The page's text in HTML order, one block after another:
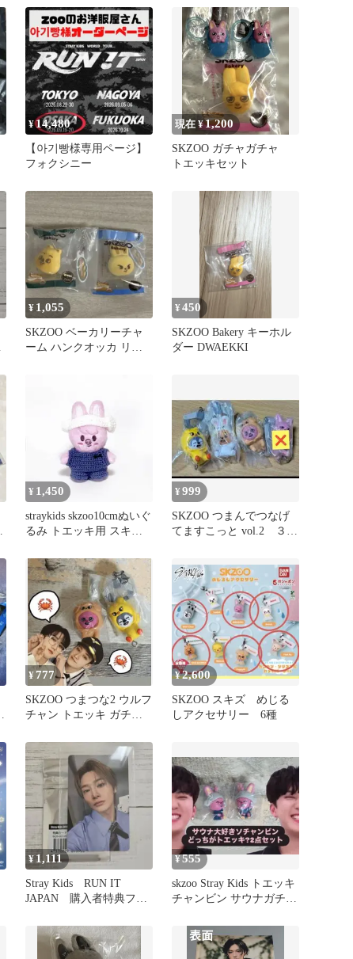
¥14,480
【아기빵様専用ページ】
フォクシニー
現在 ¥1,200
SKZOO ガチャガチャ
トエッキセット
¥ 1,055
SKZOO ベーカリーチャ
ーム ハンクオッカ リビ
¥450
SKZOO Bakery キーホル
ダー DWAEKKI
¥ 1,450
straykids skzoo10cmぬいぐ
るみ トエッキ用 スキズ
¥999
SKZOO つまんでつなげ
てますこっと vol.2 ３ラ
¥ 777
SKZOO つまつな2 ウルフ
チャン トエッキ ガチャ 2
¥2,600
SKZOO スキズ めじる
しアクセサリー 6種
¥1,111
Stray Kids RUN IT
JAPAN 購入者特典フォ
¥555
skzoo Stray Kids トエッキ
チャンビン サウナガチャ